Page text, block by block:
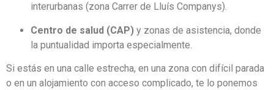
interurbanas (zona Carrer de Lluís Companys).
Centro de salud (CAP) y zonas de asistencia, donde
la puntualidad importa especialmente.
Si estás en una calle estrecha, en una zona con difícil parada
o en un alojamiento con acceso complicado, te lo ponemos